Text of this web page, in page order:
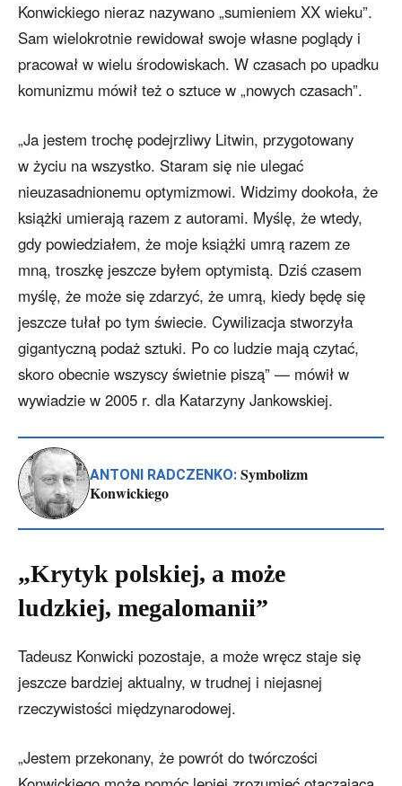
Konwickiego nieraz nazywano „sumieniem XX wieku”.
Sam wielokrotnie rewidował swoje własne poglądy i
pracował w wielu środowiskach. W czasach po upadku
komunizmu mówił też o sztuce w „nowych czasach”.
„Ja jestem trochę podejrzliwy Litwin, przygotowany
w życiu na wszystko. Staram się nie ulegać
nieuzasadnionemu optymizmowi. Widzimy dookoła, że
książki umierają razem z autorami. Myślę, że wtedy,
gdy powiedziałem, że moje książki umrą razem ze
mną, troszkę jeszcze byłem optymistą. Dziś czasem
myślę, że może się zdarzyć, że umrą, kiedy będę się
jeszcze tułał po tym świecie. Cywilizacja stworzyła
gigantyczną podaż sztuki. Po co ludzie mają czytać,
skoro obecnie wszyscy świetnie piszą” — mówił w
wywiadzie w 2005 r. dla Katarzyny Jankowskiej.
ANTONI RADCZENKO: Symbolizm
Konwickiego
„Krytyk polskiej, a może
ludzkiej, megalomanii”
Tadeusz Konwicki pozostaje, a może wręcz staje się
jeszcze bardziej aktualny, w trudnej i niejasnej
rzeczywistości międzynarodowej.
„Jestem przekonany, że powrót do twórczości